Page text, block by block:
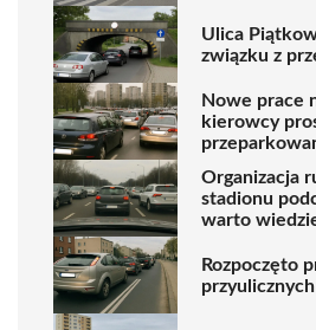
Ulica
związku z
Nowe prace
kierowcy
Organizacja
stadionu
warto
Rozpoczęto